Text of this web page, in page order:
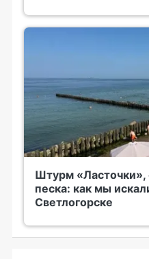
Штурм «Ласточки»,
песка: как мы
Светлогорске